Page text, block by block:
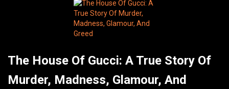
The House Of Gucci: A True Story Of
Murder, Madness, Glamour, And